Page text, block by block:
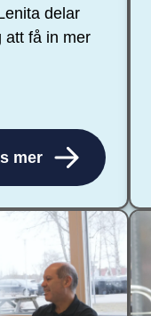
delar
att få in mer
mer